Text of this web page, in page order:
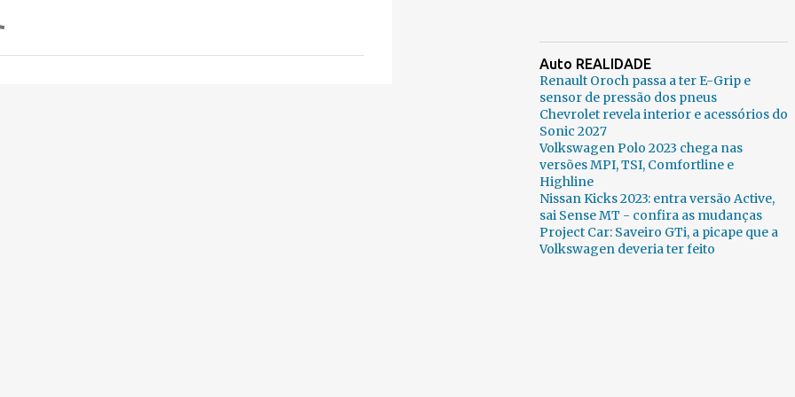
Auto REALIDADE
Renault Oroch passa a ter E-Grip e
sensor de pressão dos pneus
Chevrolet revela interior e acessórios do
Sonic 2027
Volkswagen Polo 2023 chega nas
versões MPI, TSI, Comfortline e
Highline
Nissan Kicks 2023: entra versão Active,
sai Sense MT - confira as mudanças
Project Car: Saveiro GTi, a picape que a
Volkswagen deveria ter feito